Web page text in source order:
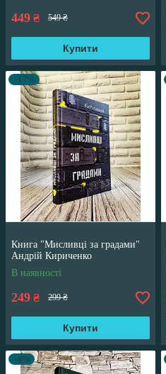
449 ₴ 549 ₴
Купити
–17%
Книга "Мисливці за градами"
Андрій Кириченко
В наявності
249 ₴ 299 ₴
Купити
–8%